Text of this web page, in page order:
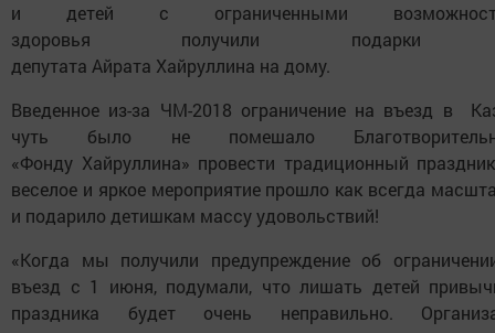
и детей с ограниченными
здоровья получили подарки
депутата Айрата Хайруллина на дому.
Введенное из-за ЧМ-2018 ограничение на въезд в
чуть было не помешало
«Фонду Хайруллина» провести традиционный
веселое и яркое мероприятие прошло как всегда
и подарило детишкам массу удовольствий!
«Когда мы получили предупреждение об
въезд с 1 июня, подумали, что лишать детей
праздника будет очень неправильно.